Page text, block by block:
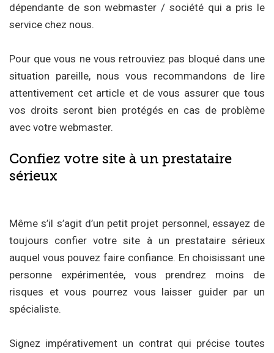
dépendante de son webmaster / société qui a pris le
service chez nous.
Pour que vous ne vous retrouviez pas bloqué dans une
situation pareille, nous vous recommandons de lire
attentivement cet article et de vous assurer que tous
vos droits seront bien protégés en cas de problème
avec votre webmaster.
Confiez votre site à un prestataire
sérieux
Même s’il s’agit d’un petit projet personnel, essayez de
toujours confier votre site à un prestataire sérieux
auquel vous pouvez faire confiance. En choisissant une
personne expérimentée, vous prendrez moins de
risques et vous pourrez vous laisser guider par un
spécialiste.
Signez impérativement un contrat qui précise toutes